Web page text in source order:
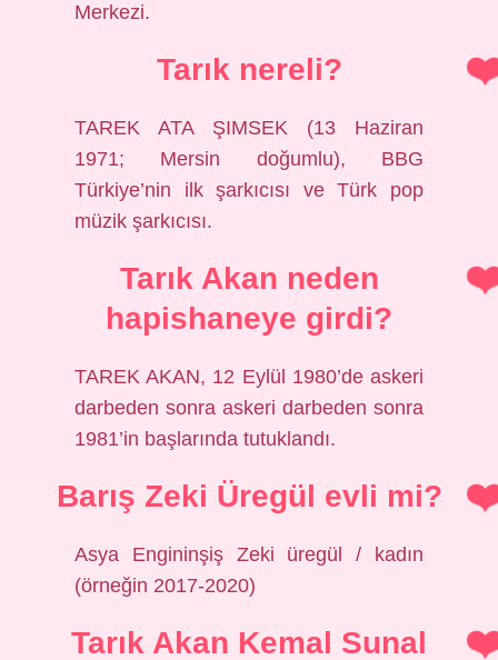
Merkezi.
Tarık nereli?
TAREK ATA ŞIMSEK (13 Haziran
1971; Mersin doğumlu), BBG
Türkiye’nin ilk şarkıcısı ve Türk pop
müzik şarkıcısı.
Tarık Akan neden
hapishaneye girdi?
TAREK AKAN, 12 Eylül 1980’de askeri
darbeden sonra askeri darbeden sonra
1981’in başlarında tutuklandı.
Barış Zeki Üregül evli mi?
Asya Engininşiş Zeki üregül / kadın
(örneğin 2017-2020)
Tarık Akan Kemal Sunal